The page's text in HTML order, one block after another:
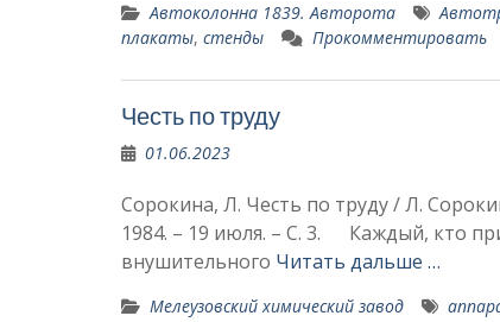
Автоколонна 1839. Авторота
плакаты, стенды Прокомментировать
Честь по труду
01.06.2023
Сорокина, Л. Честь по труду / Л.
1984. – 19 июля. – С. 3. Каждый, кто
внушительного Читать дальше …
Мелеузовский химический завод